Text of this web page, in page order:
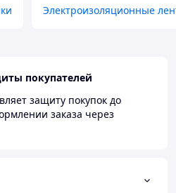
Электроизоляционные
покупателей
защиту покупок до
заказа через